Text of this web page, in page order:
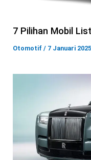
7 Pilihan Mobil
Otomotif / 7 Januari 2025